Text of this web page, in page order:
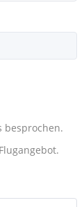
besprochen.